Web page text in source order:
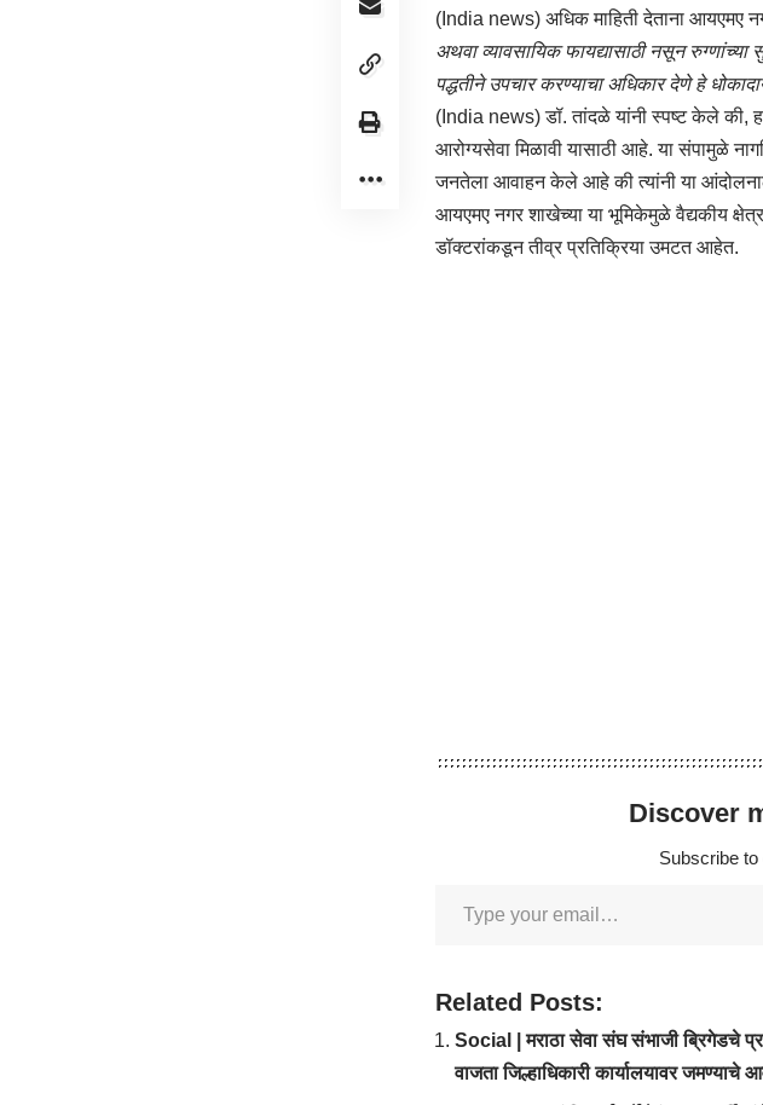
(India news) अधिक माहिती देताना आयएमए
अथवा व्यावसायिक फायद्यासाठी नसून रुग्णांच्या
पद्धतीने उपचार करण्याचा अधिकार देणे हे
(India news) डॉ. तांदळे यांनी स्पष्ट केले की, हा
आरोग्यसेवा मिळावी यासाठी आहे. या संपामुळे
जनतेला आवाहन केले आहे की त्यांनी या
आयएमए नगर शाखेच्या या भूमिकेमुळे वैद्यकीय
डॉक्टरांकडून तीव्र प्रतिक्रिया उमटत आहेत.
Discover
Subscribe
Related Posts:
Social | मराठा सेवा संघ संभाजी ब्रिगेडचे
वाजता जिल्हाधिकारी कार्यालयावर जमण्याचे